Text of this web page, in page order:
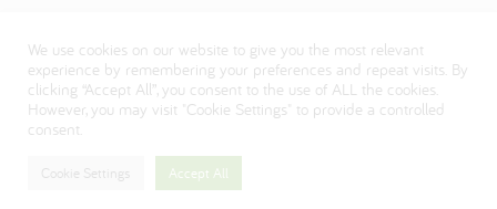
Visit our Danone corporate website
We use cookies on our website to give you the most relevant
experience by remembering your preferences and repeat visits. By
clicking “Accept All”, you consent to the use of ALL the cookies.
However, you may visit "Cookie Settings" to provide a controlled
consent.
Cookie Settings Accept All